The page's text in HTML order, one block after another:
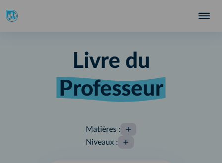
Livre du
Professeur
Matières :
Niveaux :